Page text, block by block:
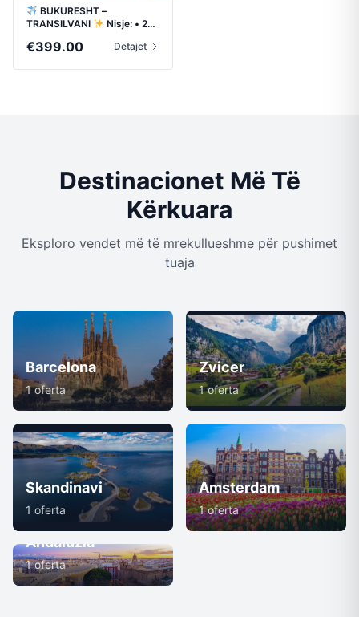
BUKURESHT –
TRANSILVANI
Nisje: • 23
€399.00 Detajet
Destinacionet Më Të
Kërkuara
Eksploro vendet më të mrekullueshme për pushimet
tuaja
Barcelona
1 oferta
Zvicer
1 oferta
Skandinavi
1 oferta
Amsterdam
1 oferta
Andaluzia
1 oferta